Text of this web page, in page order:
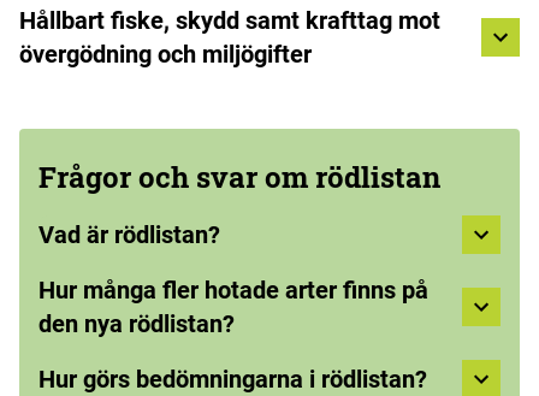
Hållbart fiske, skydd samt krafttag mot
övergödning och miljögifter
Frågor och svar om rödlistan
Vad är rödlistan?
Hur många fler hotade arter finns på
den nya rödlistan?
Hur görs bedömningarna i rödlistan?